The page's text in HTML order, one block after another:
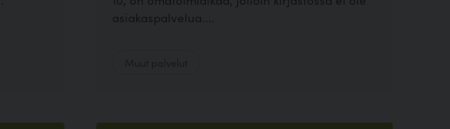
asiakaspalvelua....